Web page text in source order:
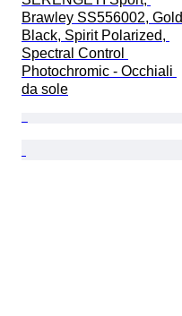
Brawley SS556002, Gold
Black, Spirit Polarized,
Spectral Control
Photochromic - Occhiali
da sole